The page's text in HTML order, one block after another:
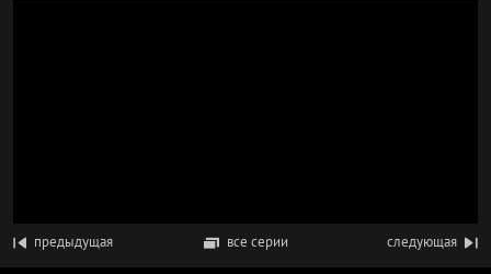
предыдущая все серии следующая